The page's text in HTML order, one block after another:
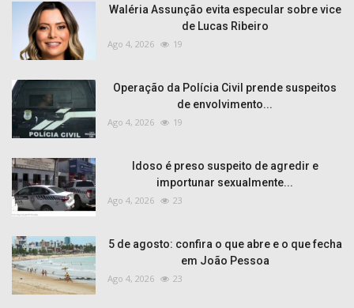
Waléria Assunção evita especular sobre vice
de Lucas Ribeiro
Ago 4, 2026 19
Operação da Polícia Civil prende suspeitos
de envolvimento...
Ago 4, 2026 19
Idoso é preso suspeito de agredir e
importunar sexualmente...
Ago 4, 2026 23
5 de agosto: confira o que abre e o que fecha
em João Pessoa
Ago 4, 2026 23